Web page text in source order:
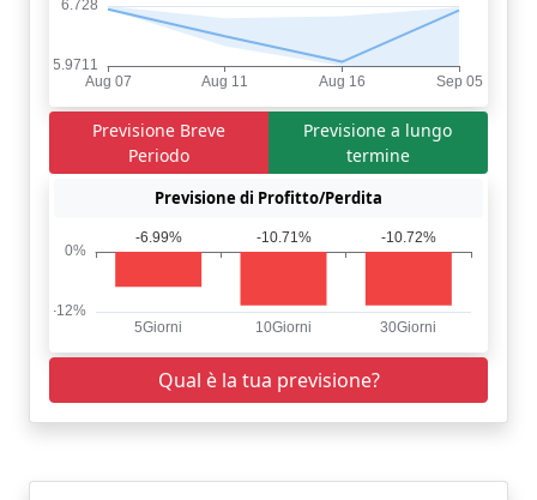
Previsione Breve
Periodo
Previsione a lungo
termine
Previsione di Profitto/Perdita
Qual è la tua previsione?